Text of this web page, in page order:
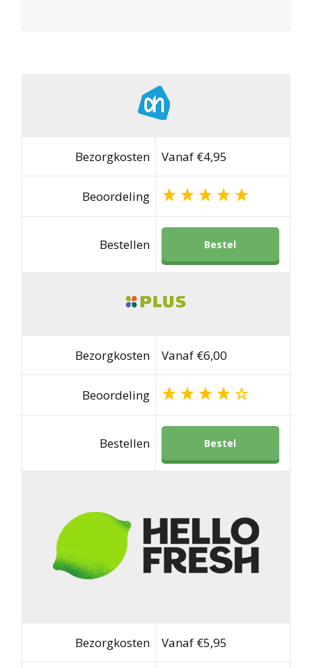
Bezorgkosten Vanaf €4,95
Beoordeling
Bestellen Bestel
Bezorgkosten Vanaf €6,00
Beoordeling
Bestellen Bestel
Bezorgkosten Vanaf €5,95